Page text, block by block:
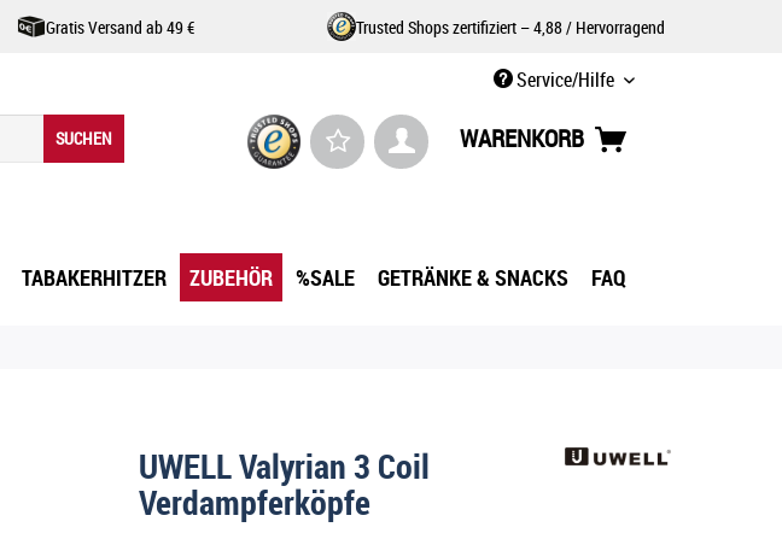
Gratis Versand ab 49 € Trusted Shops zertifiziert – 4,88 / Hervorragend
Service/Hilfe
SUCHEN WARENKORB
TABAKERHITZER ZUBEHÖR %SALE GETRÄNKE & SNACKS FAQ
UWELL Valyrian 3 Coil
Verdampferköpfe